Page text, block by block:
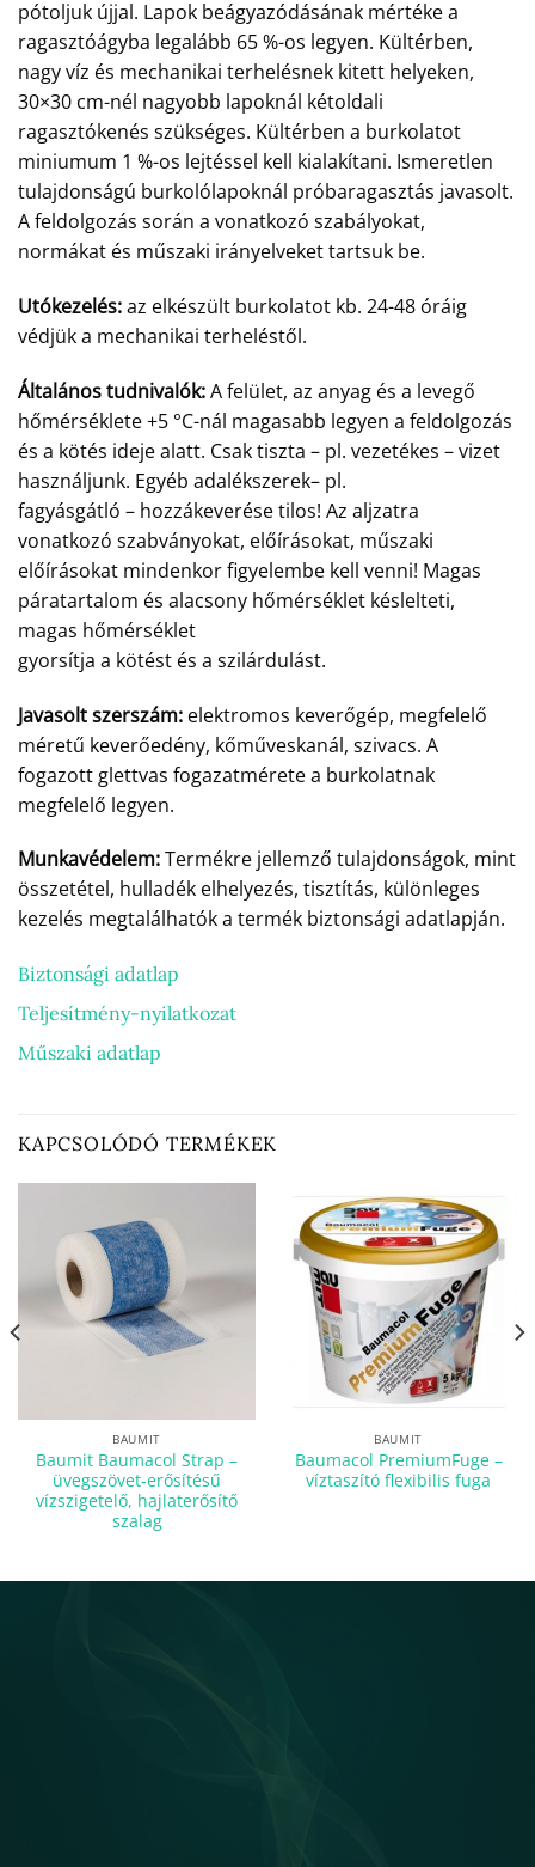
pótoljuk újjal. Lapok beágyazódásának mértéke a
ragasztóágyba legalább 65 %-os legyen. Kültérben,
nagy víz és mechanikai terhelésnek kitett helyeken,
30×30 cm-nél nagyobb lapoknál kétoldali
ragasztókenés szükséges. Kültérben a burkolatot
miniumum 1 %-os lejtéssel kell kialakítani. Ismeretlen
tulajdonságú burkolólapoknál próbaragasztás javasolt.
A feldolgozás során a vonatkozó szabályokat,
normákat és műszaki irányelveket tartsuk be.
Utókezelés:az elkészült burkolatot kb. 24-48 óráig
védjük a mechanikai terheléstől.
Általános tudnivalók:A felület, az anyag és a levegő
hőmérséklete +5 °C-nál magasabb legyen a feldolgozás
és a kötés ideje alatt. Csak tiszta – pl. vezetékes – vizet
használjunk. Egyéb adalékszerek– pl.
fagyásgátló – hozzákeverése tilos! Az aljzatra
vonatkozó szabványokat, előírásokat, műszaki
előírásokat mindenkor figyelembe kell venni! Magas
páratartalom és alacsony hőmérséklet késlelteti,
magas hőmérséklet
gyorsítja a kötést és a szilárdulást.
Javasolt szerszám: elektromos keverőgép, megfelelő
méretű keverőedény, kőműveskanál, szivacs. A
fogazott glettvas fogazatmérete a burkolatnak
megfelelő legyen.
Munkavédelem:Termékre jellemző tulajdonságok, mint
összetétel, hulladék elhelyezés, tisztítás, különleges
kezelés megtalálhatók a termék biztonsági adatlapján.
Biztonsági adatlap
Teljesítmény-nyilatkozat
Műszaki adatlap
KAPCSOLÓDÓ TERMÉKEK
BAUMIT
Baumit Baumacol Strap –
üvegszövet-erősítésű
vízszigetelő, hajlaterősítő
szalag
BAUMIT
Baumacol PremiumFuge –
víztaszító flexibilis fuga